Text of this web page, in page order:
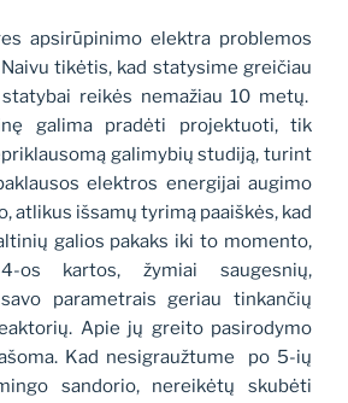
apsirūpinimo elektra problemos
tikėtis, kad statysime greičiau
reikės nemažiau 10 metų.
galima pradėti projektuoti, tik
galimybių studiją, turint
elektros energijai augimo
atlikus išsamų tyrimą paaiškės, kad
galios pakaks iki to momento,
os kartos, žymiai saugesnių,
parametrais geriau tinkančių
Apie jų greito pasirodymo
Kad nesigraužtume
po 5-ių
sandorio, nereikėtų skubėti